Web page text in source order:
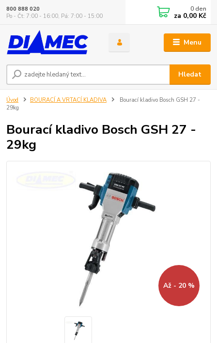
Menu
Hledat
800 888 020
Po - Čt: 7:00 - 16:00, Pá: 7:00 - 15:00
0 den
za 0,00 Kč
Úvod BOURACÍ A VRTACÍ KLADIVA
Bourací kladivo Bosch GSH 27 -
29kg
Bourací kladivo Bosch GSH 27 -
29kg
Až - 20 %